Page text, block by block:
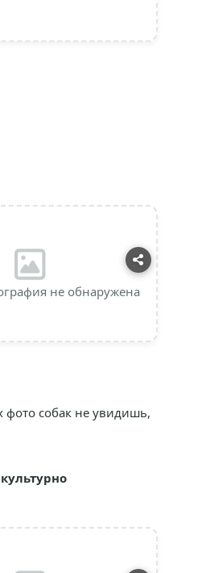
не обнаружена
фото собак не увидишь,